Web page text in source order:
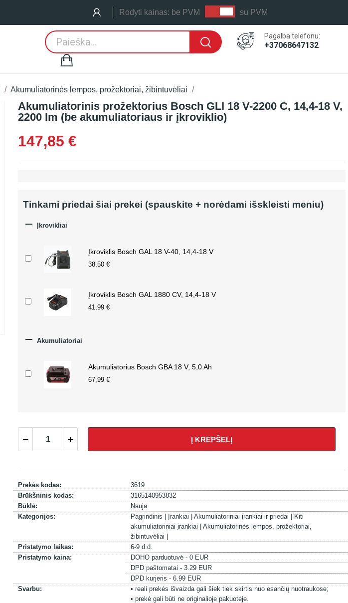
Rodyti kainas: be PVM su PVM
Pagalba telefonu:
+37068647132
Akumuliatorinės lempos, prožektoriai, žibintuvėliai
Akumuliatorinis prožektorius Bosch GLI 18 V-2200 C, 14,4-18 V,
2200 lm (be akumuliatoriaus ir įkroviklio)
147,85 €
Tinkami priedai šiai prekei (spauskite + norėdami išskleisti meniu)
 Įkrovikliai
Įkroviklis Bosch GAL 18 V-40, 14,4-18 V
38,50 €
Įkroviklis Bosch GAL 1880 CV, 14,4-18 V
41,99 €
 Akumuliatoriai
Akumuliatorius Bosch GBA 18 V, 5,0 Ah
67,99 €
Į KREPŠELĮ
Prekės kodas:
3619
Brūkšninis kodas:
3165140953832
Būklė:
Nauja
Kategorijos:
Pagrindinis | Įrankiai | Akumuliatoriniai įrankiai ir priedai |
Kiti
akumuliatoriniai įrankiai | Akumuliatorinės lempos, prožektoriai,
žibintuvėliai |
Pristatymo laikas:
6-9 d.d.
Pristatymo kaina:
DOHO parduotuvė - 0 EUR
DPD paštomatai - 3.29 EUR
DPD kurjeris - 6.99 EUR
Svarbu:
• reali prekės išvaizda gali šiek tiek skirtis nuo esančių nuotraukose;
• prekė gali būti ne originalioje pakuotėje.